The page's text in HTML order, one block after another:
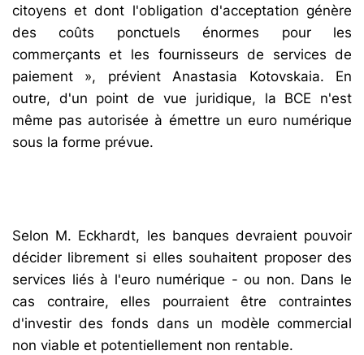
citoyens et dont l'obligation d'acceptation génère
des coûts ponctuels énormes pour les
commerçants et les fournisseurs de services de
paiement », prévient Anastasia Kotovskaia. En
outre, d'un point de vue juridique, la BCE n'est
même pas autorisée à émettre un euro numérique
sous la forme prévue.
Selon M. Eckhardt, les banques devraient pouvoir
décider librement si elles souhaitent proposer des
services liés à l'euro numérique - ou non. Dans le
cas contraire, elles pourraient être contraintes
d'investir des fonds dans un modèle commercial
non viable et potentiellement non rentable.